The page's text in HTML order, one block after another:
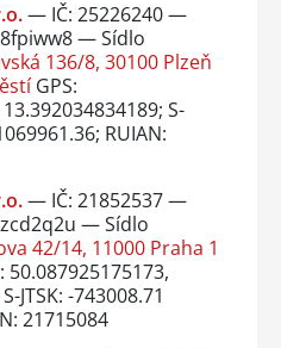
— IČ: 25226240 —
— Sídlo
136/8, 30100 Plzeň
GPS:
S-
RUIAN:
— IČ: 21852537 —
— Sídlo
42/14, 11000 Praha 1
50.087925175173,
JTSK: -743008.71
21715084